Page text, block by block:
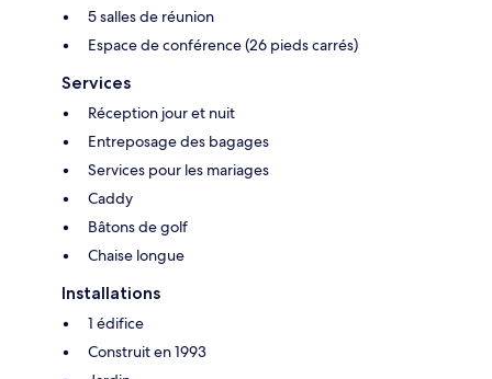
5 salles de réunion
Espace de conférence (26 pieds carrés)
Services
Réception jour et nuit
Entreposage des bagages
Services pour les mariages
Caddy
Bâtons de golf
Chaise longue
Installations
1 édifice
Construit en 1993